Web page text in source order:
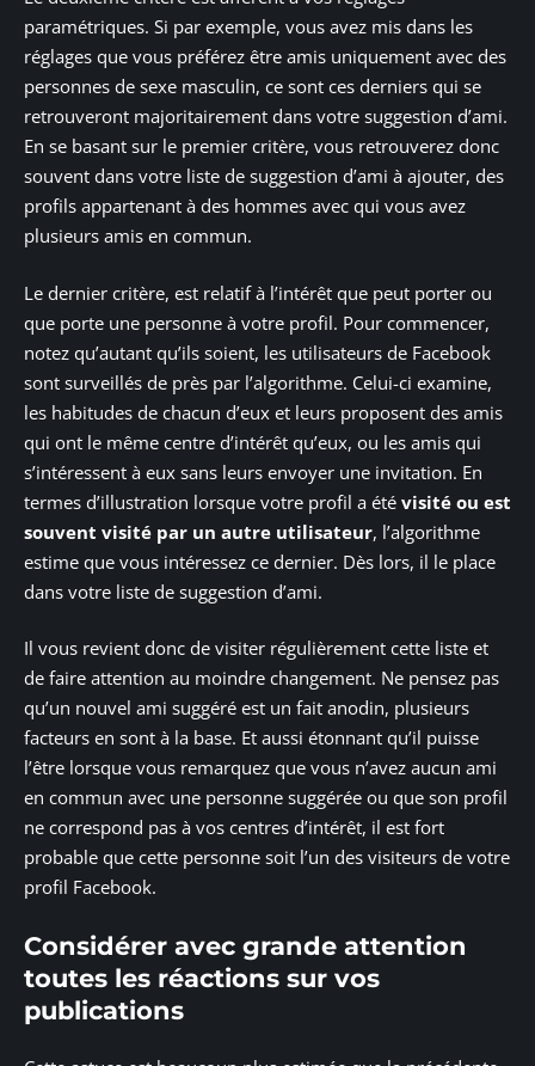
paramétriques. Si par exemple, vous avez mis dans les
réglages que vous préférez être amis uniquement avec des
personnes de sexe masculin, ce sont ces derniers qui se
retrouveront majoritairement dans votre suggestion d’ami.
En se basant sur le premier critère, vous retrouverez donc
souvent dans votre liste de suggestion d’ami à ajouter, des
profils appartenant à des hommes avec qui vous avez
plusieurs amis en commun.
Le dernier critère, est relatif à l’intérêt que peut porter ou
que porte une personne à votre profil. Pour commencer,
notez qu’autant qu’ils soient, les utilisateurs de Facebook
sont surveillés de près par l’algorithme. Celui-ci examine,
les habitudes de chacun d’eux et leurs proposent des amis
qui ont le même centre d’intérêt qu’eux, ou les amis qui
s’intéressent à eux sans leurs envoyer une invitation. En
termes d’illustration lorsque votre profil a été visité ou est
souvent visité par un autre utilisateur, l’algorithme
estime que vous intéressez ce dernier. Dès lors, il le place
dans votre liste de suggestion d’ami.
Il vous revient donc de visiter régulièrement cette liste et
de faire attention au moindre changement. Ne pensez pas
qu’un nouvel ami suggéré est un fait anodin, plusieurs
facteurs en sont à la base. Et aussi étonnant qu’il puisse
l’être lorsque vous remarquez que vous n’avez aucun ami
en commun avec une personne suggérée ou que son profil
ne correspond pas à vos centres d’intérêt, il est fort
probable que cette personne soit l’un des visiteurs de votre
profil Facebook.
Considérer avec grande attention
toutes les réactions sur vos
publications